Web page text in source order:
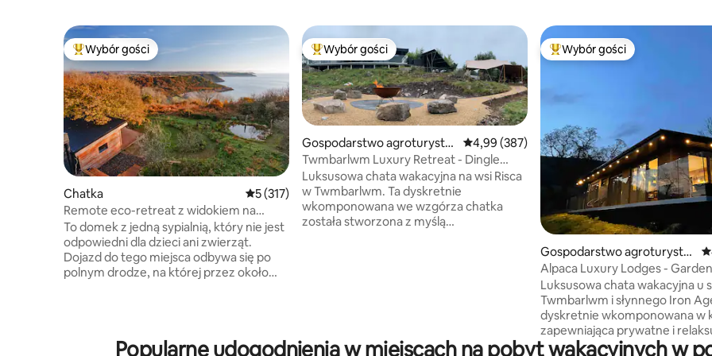
Najpopularniejsze z kategorii Wybór gości
Wybór gości
Chatka Średnia ocena: 5 na 5, liczba recenzji: 317
5 (317)
Remote eco-retreat z widokiem na
oszałamiającą zatokę Pwlldu
To domek z jedną sypialnią, który nie jest
odpowiedni dla dzieci ani zwierząt.
Dojazd do tego miejsca odbywa się po
polnym drodze, na której przez około
Najpopularniejsze z kategorii Wybór gości
Wybór gości
Gospodarstwo agroturysty
czne
Średnia ocena: 4,99 na 5, liczba recenzji: 387
4,99 (387)
Twmbarlwm Luxury Retreat - Dingle
Lodge
Luksusowa chata wakacyjna na wsi Risca
w Twmbarlwm. Ta dyskretnie
wkomponowana we wzgórza chatka
została stworzona z myślą
– Prywatna wanna z hydromasażem
Najpopularniejsze z kategorii
Wybór gości
Gospodarstwo agroturysty
czne
Alpaca Luxury Lodges -
Cabin
Luksusowa chata wakacyjna u
Twmbarlwm i słynnego Iron
dyskretnie wkomponowana w
zapewniająca prywatne i
wakacje. Chata jest zwrócona
Popularne udogodnienia w miejscach na pobyt wakacyjnych w